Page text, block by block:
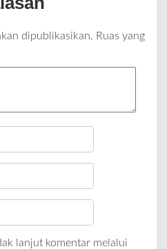
dipublikasikan. Ruas yang
lanjut komentar melalui